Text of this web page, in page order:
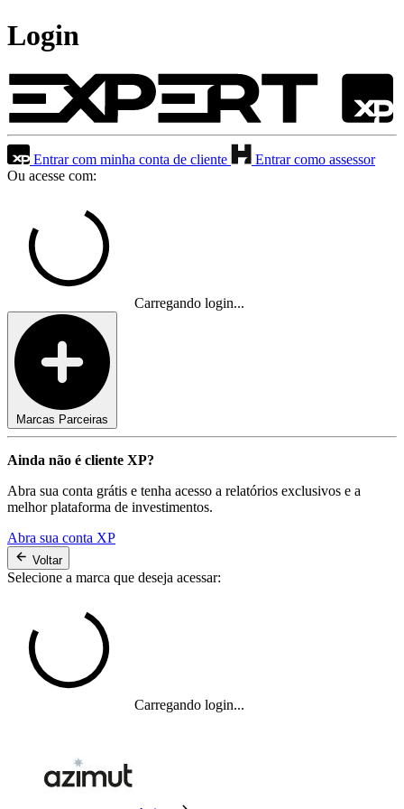
Login
Entrar com minha conta de cliente
Entrar como assessor
Ou acesse com:
Carregando login...
Marcas Parceiras
Ainda não é cliente XP?
Abra sua conta grátis e tenha acesso a relatórios exclusivos e a
melhor plataforma de investimentos.
Abra sua conta XP
Voltar
Selecione a marca que deseja acessar:
Carregando login...